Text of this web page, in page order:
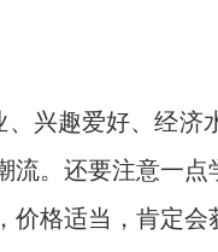
兴趣爱好、经
。还要注意一
格适当，肯定